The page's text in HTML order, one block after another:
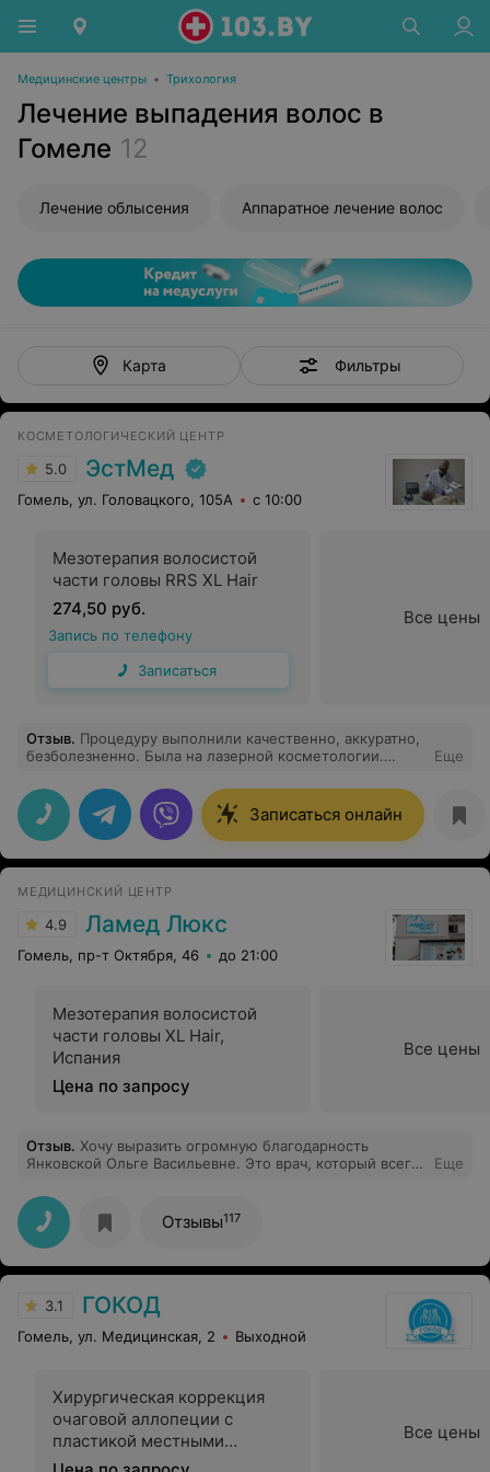
Медицинские центры • Трихология
Лечение выпадения волос в
Гомеле 12
Лечение облысения Аппаратное лечение волос
Карта Фильтры
КОСМЕТОЛОГИЧЕСКИЙ ЦЕНТР
5.0 ЭстМед
Гомель, ул. Головацкого, 105А с 10:00
Мезотерапия волосистой
части головы RRS XL Hair
274,50 руб.
Запись по телефону
Записаться
Все цены
Отзыв. Процедуру выполнили качественно, аккуратно,
безболезненно. Была на лазерной косметологии.
Еще
Записаться онлайн
МЕДИЦИНСКИЙ ЦЕНТР
4.9 Ламед Люкс
Гомель, пр-т Октября, 46 до 21:00
Мезотерапия волосистой
части головы XL Hair,
Испания
Цена по запросу
Все цены
Отзыв. Хочу выразить огромную благодарность
Янковской Ольге Васильевне. Это врач, который всегда
рекомендует правильное и нужное лечение, а также
еще подскажет несколько вариантов, где можно
приобрести необходимые препараты. Обращалась к
ней и , как к трихологу и , как к дерматологу. Всегда
все четко, по делу и без воды. Если нужен толковый
Еще
Отзывы117
3.1 ГОКОД
Гомель, ул. Медицинская, 2 Выходной
Хирургическая коррекция
очаговой аллопеции с
пластикой местными
тканями
Все цены